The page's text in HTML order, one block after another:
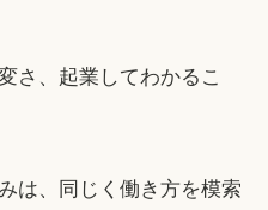
さ、起業してわかるこ
は、同じく働き方を模索